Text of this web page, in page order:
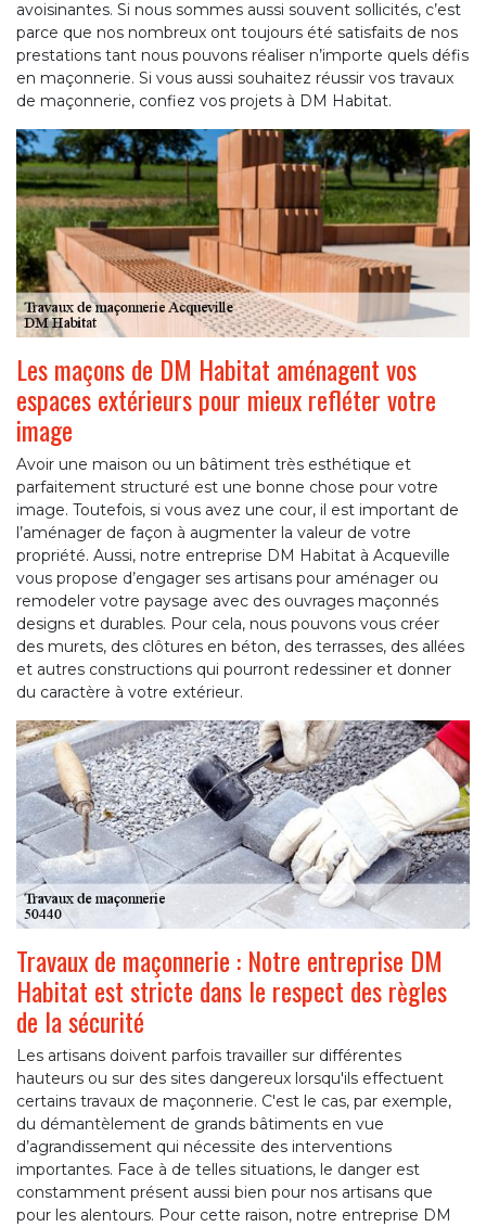
avoisinantes. Si nous sommes aussi souvent sollicités, c’est
parce que nos nombreux ont toujours été satisfaits de nos
prestations tant nous pouvons réaliser n’importe quels défis
en maçonnerie. Si vous aussi souhaitez réussir vos travaux
de maçonnerie, confiez vos projets à DM Habitat.
Les maçons de DM Habitat aménagent vos
espaces extérieurs pour mieux refléter votre
image
Avoir une maison ou un bâtiment très esthétique et
parfaitement structuré est une bonne chose pour votre
image. Toutefois, si vous avez une cour, il est important de
l’aménager de façon à augmenter la valeur de votre
propriété. Aussi, notre entreprise DM Habitat à Acqueville
vous propose d’engager ses artisans pour aménager ou
remodeler votre paysage avec des ouvrages maçonnés
designs et durables. Pour cela, nous pouvons vous créer
des murets, des clôtures en béton, des terrasses, des allées
et autres constructions qui pourront redessiner et donner
du caractère à votre extérieur.
Travaux de maçonnerie : Notre entreprise DM
Habitat est stricte dans le respect des règles
de la sécurité
Les artisans doivent parfois travailler sur différentes
hauteurs ou sur des sites dangereux lorsqu'ils effectuent
certains travaux de maçonnerie. C'est le cas, par exemple,
du démantèlement de grands bâtiments en vue
d’agrandissement qui nécessite des interventions
importantes. Face à de telles situations, le danger est
constamment présent aussi bien pour nos artisans que
pour les alentours. Pour cette raison, notre entreprise DM